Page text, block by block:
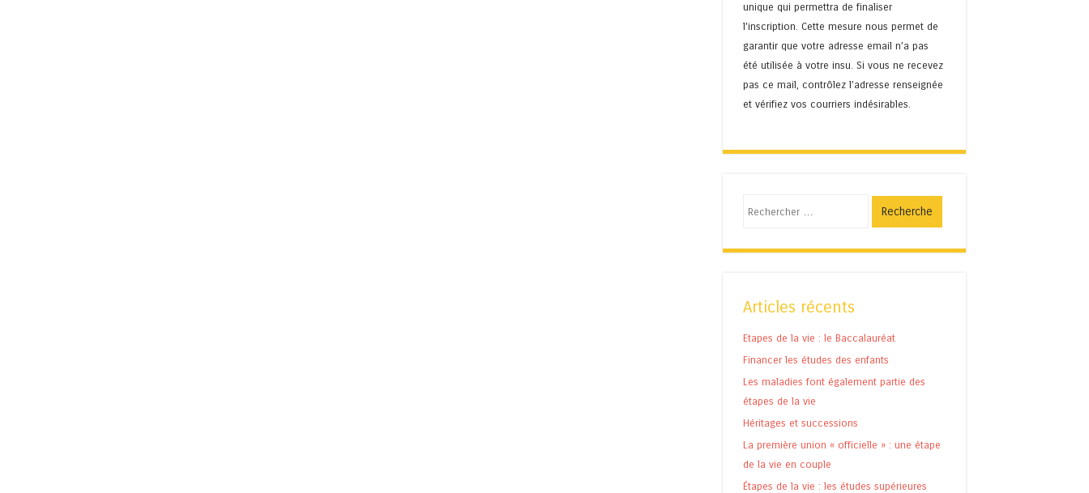
unique qui permettra de finaliser
l'inscription. Cette mesure nous permet de
garantir que votre adresse email n’a pas
été utilisée à votre insu. Si vous ne recevez
pas ce mail, contrôlez l’adresse renseignée
et vérifiez vos courriers indésirables.
Articles récents
Etapes de la vie : le Baccalauréat
Financer les études des enfants
Les maladies font également partie des
étapes de la vie
Héritages et successions
La première union « officielle » : une étape
de la vie en couple
Étapes de la vie : les études supérieures